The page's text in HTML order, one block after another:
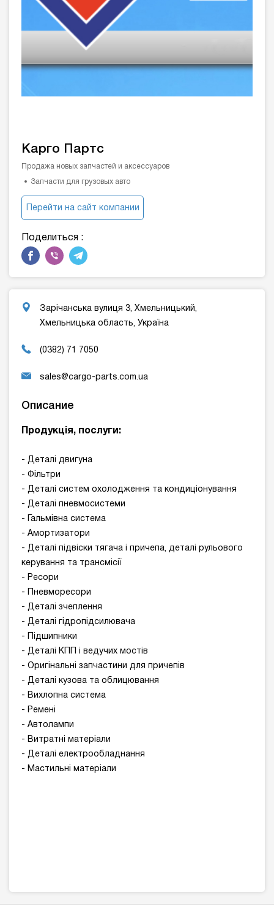
Карго Партс
Продажа новых запчастей и аксессуаров
Запчасти для грузовых авто
Перейти на сайт компании
Поделиться :
Зарічанська вулиця 3, Хмельницький,
Хмельницька область, Україна
(0382) 71 7050
sales@cargo-parts.com.ua
Описание
Продукція, послуги:
- Деталі двигуна
- Фільтри
- Деталі систем охолодження та кондиціонування
- Деталі пневмосистеми
- Гальмівна система
- Амортизатори
- Деталі підвіски тягача і причепа, деталі рульового
керування та трансмісії
- Ресори
- Пневморесори
- Деталі зчеплення
- Деталі гідропідсилювача
- Підшипники
- Деталі КПП і ведучих мостів
- Оригінальні запчастини для причепів
- Деталі кузова та облицювання
- Вихлопна система
- Ремені
- Автолампи
- Витратні матеріали
- Деталі електрообладнання
- Мастильні матеріали